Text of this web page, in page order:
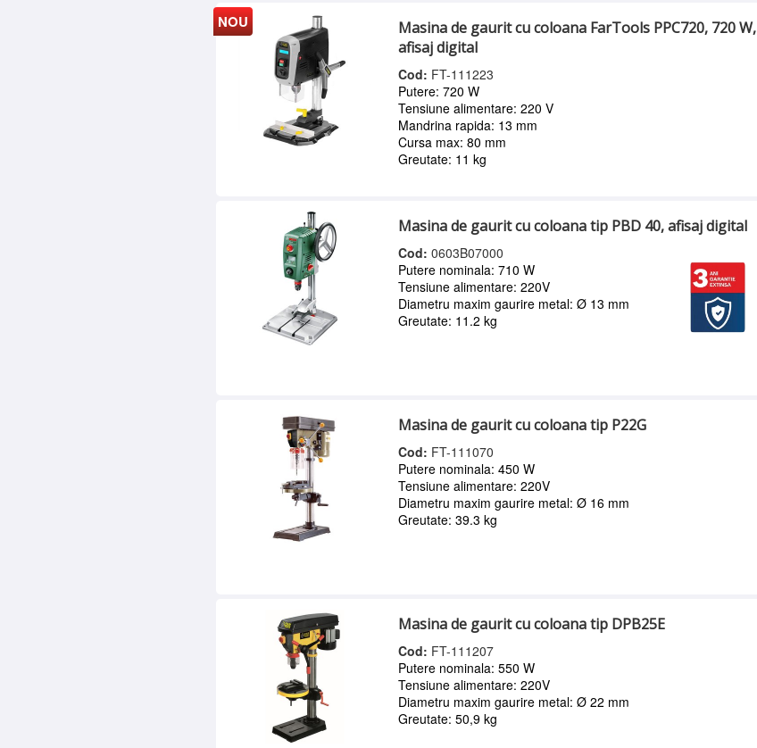
NOU
Masina de gaurit cu coloana FarTools PPC720, 720 W,
afisaj digital
Cod: FT-111223
Putere: 720 W
Tensiune alimentare: 220 V
Mandrina rapida: 13 mm
Cursa max: 80 mm
Greutate: 11 kg
Masina de gaurit cu coloana tip PBD 40, afisaj digital
Cod:0603B07000
Putere nominala: 710 W
Tensiune alimentare: 220V
Diametru maxim gaurire metal: Ø 13 mm
Greutate: 11.2 kg
Masina de gaurit cu coloana tip P22G
Cod: FT-111070
Putere nominala: 450 W
Tensiune alimentare: 220V
Diametru maxim gaurire metal: Ø 16 mm
Greutate: 39.3 kg
Masina de gaurit cu coloana tip DPB25E
Cod: FT-111207
Putere nominala: 550 W
Tensiune alimentare: 220V
Diametru maxim gaurire metal: Ø 22 mm
Greutate: 50,9 kg